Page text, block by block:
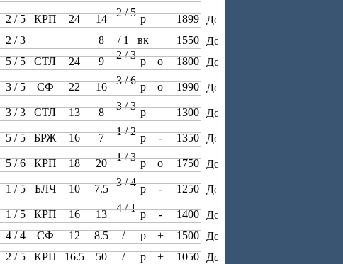
2 / 5 КРП 24 14
2 / 5
р
1899
2 / 3 8 / 1 вк
1550
5 / 5 СТЛ 24 9
2 / 3
р о 1800
3 / 5 СФ 22 16
3 / 6
р о 1990
3 / 3 СТЛ 13 8
3 / 3
р 1300
5 / 5 БРЖ 16 7
1 / 2
р - 1350
5 / 6 КРП 18 20
1 / 3
р о 1750
1 / 5 БЛЧ 10 7.5
3 / 4
р - 1250
1 / 5 КРП 16 13
4 / 1
р -
1400
4 / 4 СФ 12 8.5 / р +
1500
2 / 5 КРП 16.5 50 / р + 1050